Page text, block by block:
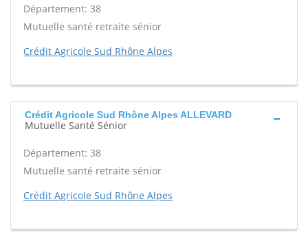
Département: 38
Mutuelle santé retraite sénior
Crédit Agricole Sud Rhône Alpes
Crédit Agricole Sud Rhône Alpes ALLEVARD
Mutuelle Santé Sénior
Département: 38
Mutuelle santé retraite sénior
Crédit Agricole Sud Rhône Alpes